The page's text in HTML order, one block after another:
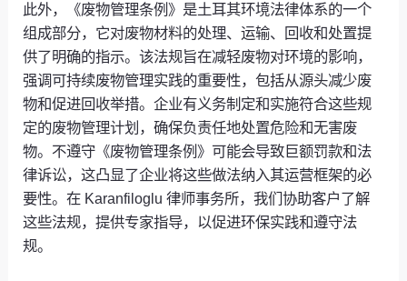
此外，《废物管理条例》是土耳其环境法律体系的一个
组成部分，它对废物材料的处理、运输、回收和处置提
供了明确的指示。该法规旨在减轻废物对环境的影响，
强调可持续废物管理实践的重要性，包括从源头减少废
物和促进回收举措。企业有义务制定和实施符合这些规
定的废物管理计划，确保负责任地处置危险和无害废
物。不遵守《废物管理条例》可能会导致巨额罚款和法
律诉讼，这凸显了企业将这些做法纳入其运营框架的必
要性。在 Karanfiloglu 律师事务所，我们协助客户了解
这些法规，提供专家指导，以促进环保实践和遵守法
规。